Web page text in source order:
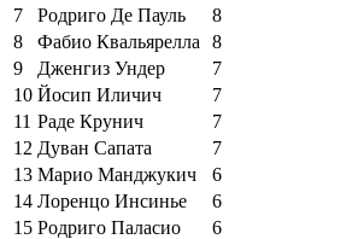
7
Родриго Де Пауль
8
8
Фабио Квальярелла
8
9
Дженгиз Ундер
7
10 Йосип Иличич
7
11 Раде Крунич
7
12 Дуван Сапата
7
13 Марио Манджукич
6
14 Лоренцо Инсинье
6
15 Родриго Паласио 6